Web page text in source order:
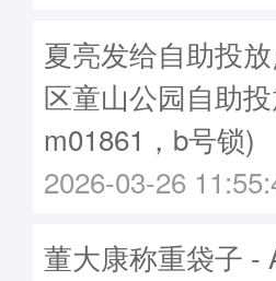
夏亮发给自助投
区童山公园自助
m01861，b号锁)
2026-03-26
董大康称重袋子 -